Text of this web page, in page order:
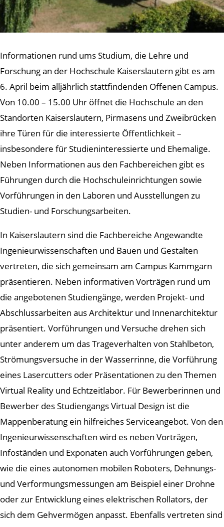
Informationen rund ums Studium, die Lehre und
Forschung an der Hochschule Kaiserslautern gibt es am
6. April beim alljährlich stattfindenden Offenen Campus.
Von 10.00 – 15.00 Uhr öffnet die Hochschule an den
Standorten Kaiserslautern, Pirmasens und Zweibrücken
ihre Türen für die interessierte Öffentlichkeit –
insbesondere für Studieninteressierte und Ehemalige.
Neben Informationen aus den Fachbereichen gibt es
Führungen durch die Hochschuleinrichtungen sowie
Vorführungen in den Laboren und Ausstellungen zu
Studien- und Forschungsarbeiten.
In Kaiserslautern sind die Fachbereiche Angewandte
Ingenieurwissenschaften und Bauen und Gestalten
vertreten, die sich gemeinsam am Campus Kammgarn
präsentieren. Neben informativen Vorträgen rund um
die angebotenen Studiengänge, werden Projekt- und
Abschlussarbeiten aus Architektur und Innenarchitektur
präsentiert. Vorführungen und Versuche drehen sich
unter anderem um das Trageverhalten von Stahlbeton,
Strömungsversuche in der Wasserrinne, die Vorführung
eines Lasercutters oder Präsentationen zu den Themen
Virtual Reality und Echtzeitlabor. Für Bewerberinnen und
Bewerber des Studiengangs Virtual Design ist die
Mappenberatung ein hilfreiches Serviceangebot. Von den
Ingenieurwissenschaften wird es neben Vorträgen,
Infoständen und Exponaten auch Vorführungen geben,
wie die eines autonomen mobilen Roboters, Dehnungs-
und Verformungsmessungen am Beispiel einer Drohne
oder zur Entwicklung eines elektrischen Rollators, der
sich dem Gehvermögen anpasst. Ebenfalls vertreten sind